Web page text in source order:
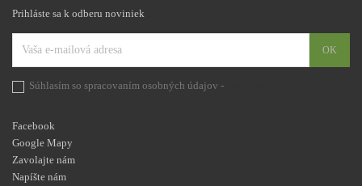
Prihláste sa k odberu noviniek
Súhlasím so spracovaním osobných údajov -
Facebook
Google Mapy
Zavolajte nám
Napíšte nám